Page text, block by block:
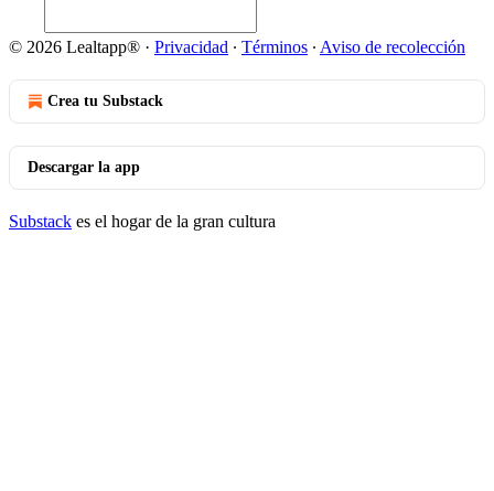
© 2026 Lealtapp® · Privacidad ∙ Términos ∙ Aviso de recolección
Crea tu Substack
Descargar la app
Substack es el hogar de la gran cultura